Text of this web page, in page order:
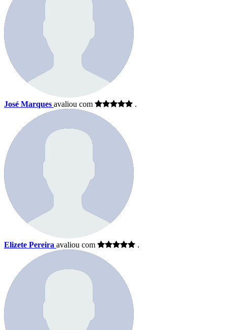
José Marques avaliou com .
Elizete Pereira avaliou com .